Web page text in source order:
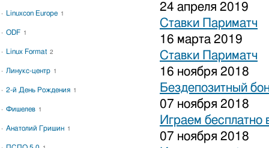
24 апреля 2019
Ставки Париматч
16 марта 2019
Ставки Париматч
16 ноября 2018
Бездепозитный
07 ноября 2018
Играем бесплатно
07 ноября 2018
Linuxcon Europe 1
ODF 1
Linux Format 2
Линукс-центр 1
2-й День Рождения 1
Фишелев 1
Анатолий Гришин 1